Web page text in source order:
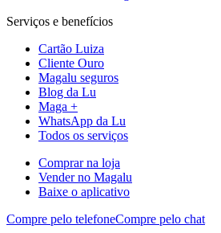
Serviços e benefícios
Cartão Luiza
Cliente Ouro
Magalu seguros
Blog da Lu
Maga +
WhatsApp da Lu
Todos os serviços
Comprar na loja
Vender no Magalu
Baixe o aplicativo
Compre pelo telefoneCompre pelo chat